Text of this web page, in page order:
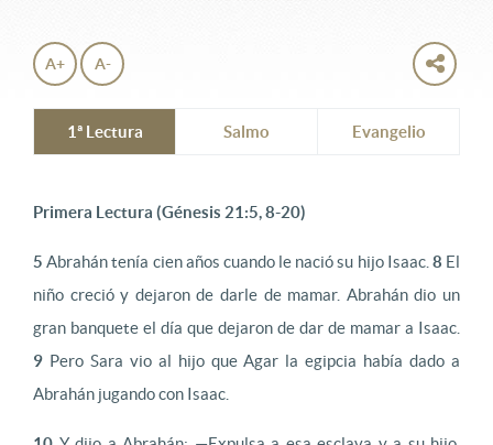
A+ A-
1ª Lectura Salmo Evangelio
Primera Lectura (Génesis 21:5, 8-20)
5 Abrahán tenía cien años cuando le nació su hijo Isaac. 8 El
niño creció y dejaron de darle de mamar. Abrahán dio un
gran banquete el día que dejaron de dar de mamar a Isaac.
9 Pero Sara vio al hijo que Agar la egipcia había dado a
Abrahán jugando con Isaac.